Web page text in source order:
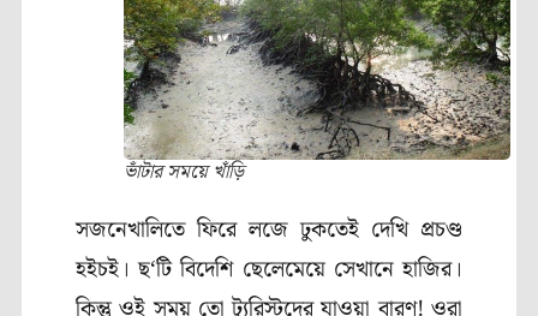
ভাঁটার সময়ে খাঁড়ি
সজনেখালিতে ফিরে লজে ঢুকতেই দেখি প্রচণ্ড
হইচই। ছ‘টি বিদেশি ছেলেমেয়ে সেখানে হাজির।